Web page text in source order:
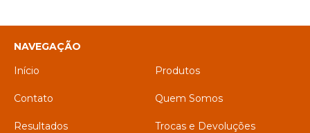
NAVEGAÇÃO
Início
Produtos
Contato Quem Somos
Resultados Trocas e Devoluções